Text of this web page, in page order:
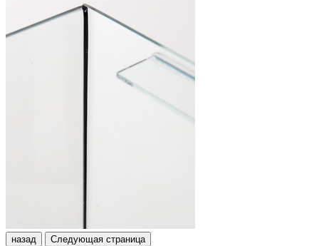
назад Следующая страница